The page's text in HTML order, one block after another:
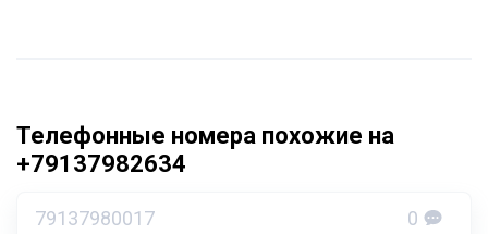
Телефонные номера похожие на
+79137982634
79137980017 0